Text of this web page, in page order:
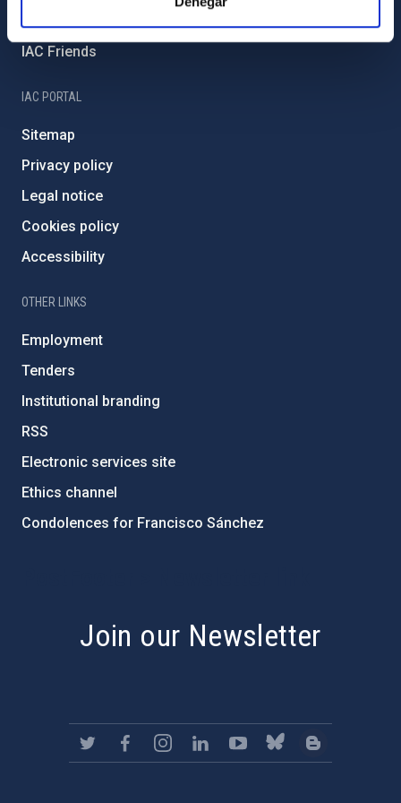
Severo Ochoa Programme
IAC Friends
IAC PORTAL
Sitemap
Privacy policy
Legal notice
Cookies policy
Accessibility
OTHER LINKS
Employment
Tenders
Institutional branding
RSS
Electronic services site
Ethics channel
Condolences for Francisco Sánchez
Join our Newsletter